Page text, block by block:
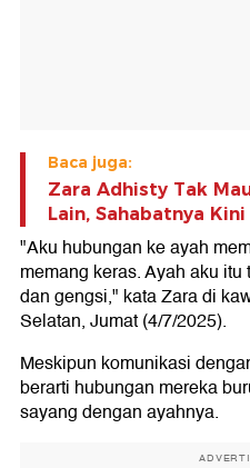
Baca juga:
Zara Adhisty Tak
Lain, Sahabatnya
"Aku hubungan ke ayah
memang keras. Ayah aku
dan gengsi," kata Zara di
Selatan, Jumat (4/7/2025).
Meskipun komunikasi
berarti hubungan mereka
sayang dengan ayahnya.